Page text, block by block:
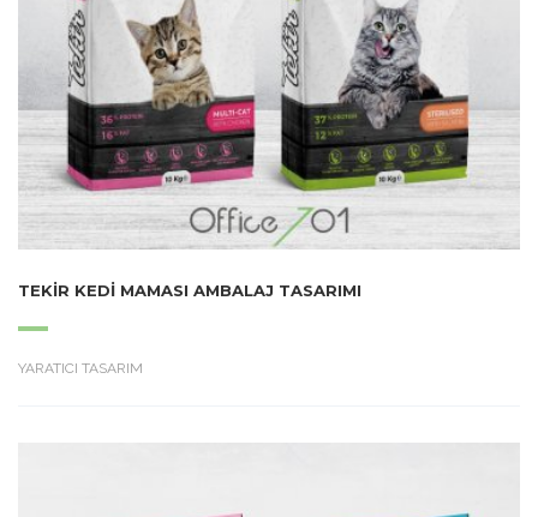
TEKIR KEDI MAMASI AMBALAJ TASARIMI
YARATICI TASARIM